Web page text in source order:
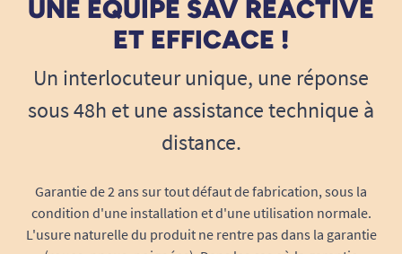
en famille… gardez confiance avec
SENI LADY Mini
L’incontinence légère est un phénomène
fréquent qui, bien géré avec la protection
adaptée, ne freine plus vos envies. SENI LADY
Mini vous aide à conserver votre rythme sans
nouvelle heure avec plus d’assurance.
Dimensions adaptées à la morphologie
UNE ÉQUIPE SAV RÉACTIVE
ET EFFICACE !
Un interlocuteur unique, une réponse
sous 48h et une assistance technique à
distance.
Garantie de 2 ans sur tout défaut de fabrication, sous la
condition d'une installation et d'une utilisation normale.
L'usure naturelle du produit ne rentre pas dans la garantie